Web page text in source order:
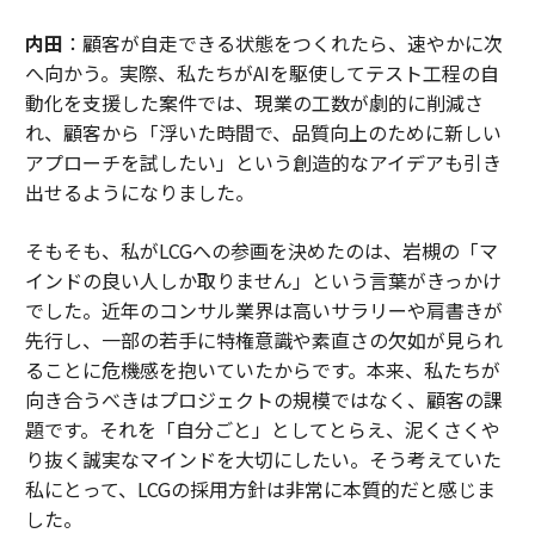
内田 ：顧客が自走できる状態をつくれたら、速やかに次
へ向かう。実際、私たちがAIを駆使してテスト工程の自
動化を支援した案件では、現業の工数が劇的に削減さ
れ、顧客から「浮いた時間で、品質向上のために新しい
アプローチを試したい」という創造的なアイデアも引き
出せるようになりました。
そもそも、私がLCGへの参画を決めたのは、岩槻の「マ
インドの良い人しか取りません」という言葉がきっかけ
でした。近年のコンサル業界は高いサラリーや肩書きが
先行し、一部の若手に特権意識や素直さの欠如が見られ
ることに危機感を抱いていたからです。本来、私たちが
向き合うべきはプロジェクトの規模ではなく、顧客の課
題です。それを「自分ごと」としてとらえ、泥くさくや
り抜く誠実なマインドを大切にしたい。そう考えていた
私にとって、LCGの採用方針は非常に本質的だと感じま
した。